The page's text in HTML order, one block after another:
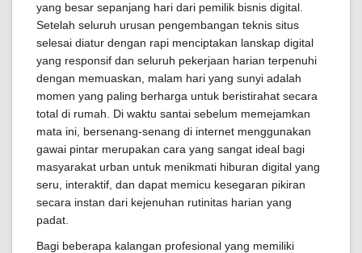
yang besar sepanjang hari dari pemilik bisnis digital.
Setelah seluruh urusan pengembangan teknis situs
selesai diatur dengan rapi menciptakan lanskap digital
yang responsif dan seluruh pekerjaan harian terpenuhi
dengan memuaskan, malam hari yang sunyi adalah
momen yang paling berharga untuk beristirahat secara
total di rumah. Di waktu santai sebelum memejamkan
mata ini, bersenang-senang di internet menggunakan
gawai pintar merupakan cara yang sangat ideal bagi
masyarakat urban untuk menikmati hiburan digital yang
seru, interaktif, dan dapat memicu kesegaran pikiran
secara instan dari kejenuhan rutinitas harian yang
padat.
Bagi beberapa kalangan profesional yang memiliki